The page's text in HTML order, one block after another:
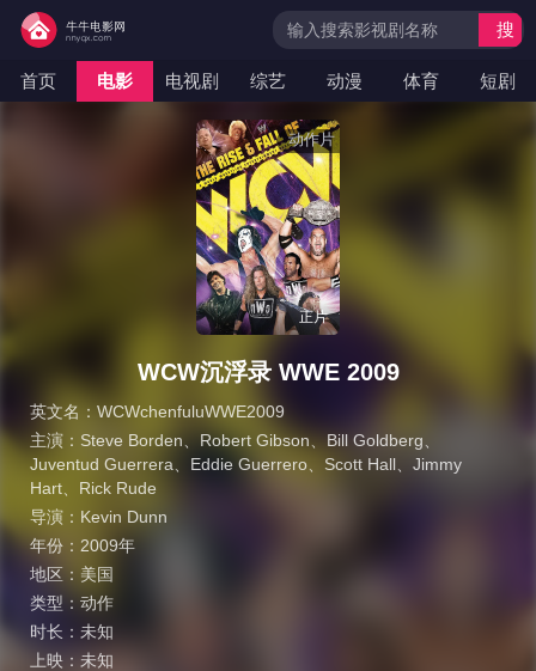
首页 电影 电视剧 综艺 动漫 体育 短剧
搜
动作片
正片
WCW沉浮录 WWE 2009
英文名： WCWchenfuluWWE2009
主演： Steve Borden Robert Gibson、 Bill Goldberg
Juventud Guerrera
Eddie Guerrero Scott Hall
Jimmy
Hart
Rick Rude
导演： Kevin Dunn
年份： 2009年
地区： 美国
类型： 动作
时长： 未知
上映： 未知